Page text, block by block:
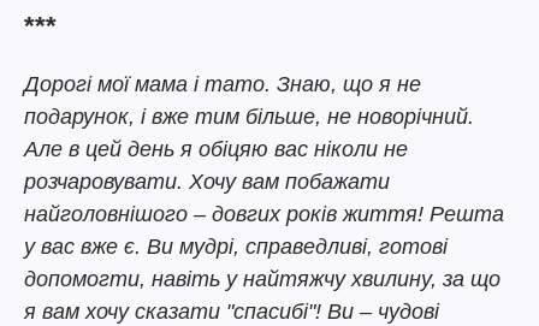
***
Дорогі мої мама і тато. Знаю, що я не
подарунок, і вже тим більше, не новорічний.
Але в цей день я обіцяю вас ніколи не
розчаровувати. Хочу вам побажати
найголовнішого – довгих років життя! Решта
у вас вже є. Ви мудрі, справедливі, готові
допомогти, навіть у найтяжчу хвилину, за що
я вам хочу сказати "спасибі"! Ви – чудові